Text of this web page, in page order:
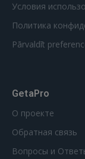
Условия
Политика
Pārvaldīt
GetaPro
О проекте
Обратная связь
Вопросы и